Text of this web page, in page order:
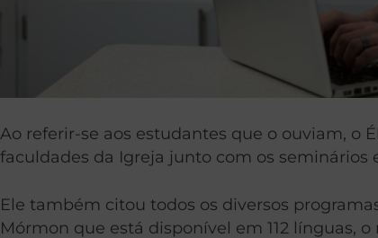
Ao referir-se aos estudantes que o ouviam, o
faculdades da Igreja junto com os
Ele também citou todos os diversos
Mórmon que está disponível em 112 línguas,